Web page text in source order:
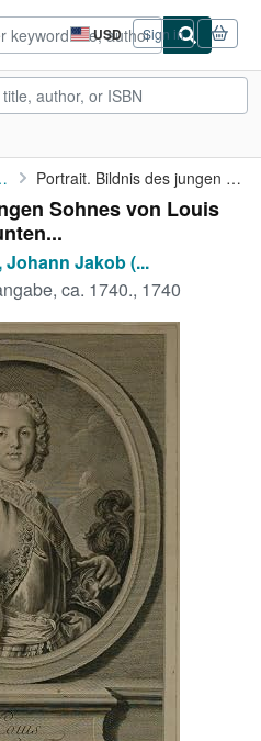
USD
Site
shopping
preferences
Sign in
(1729-1765): Portrait. Bildnis des jungen Sohnes von Louis XV. Halbfigur in ...
Sohnes von Louis
Jakob (...
ca. 1740., 1740